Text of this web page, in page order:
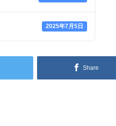
2025年7月5日
Share